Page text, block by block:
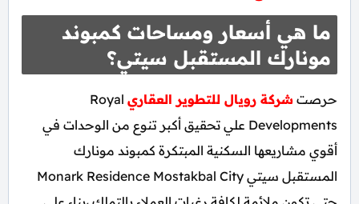
ما هي أسعار ومساحات كمبوند
مونارك المستقبل سيتي؟
حرصت شركة رويال للتطوير العقاري Royal
Developments علي تحقيق أكبر تنوع من الوحدات في
أقوي مشاريعها السكنية المبتكرة كمبوند مونارك
المستقبل سيتي Monark Residence Mostakbal City